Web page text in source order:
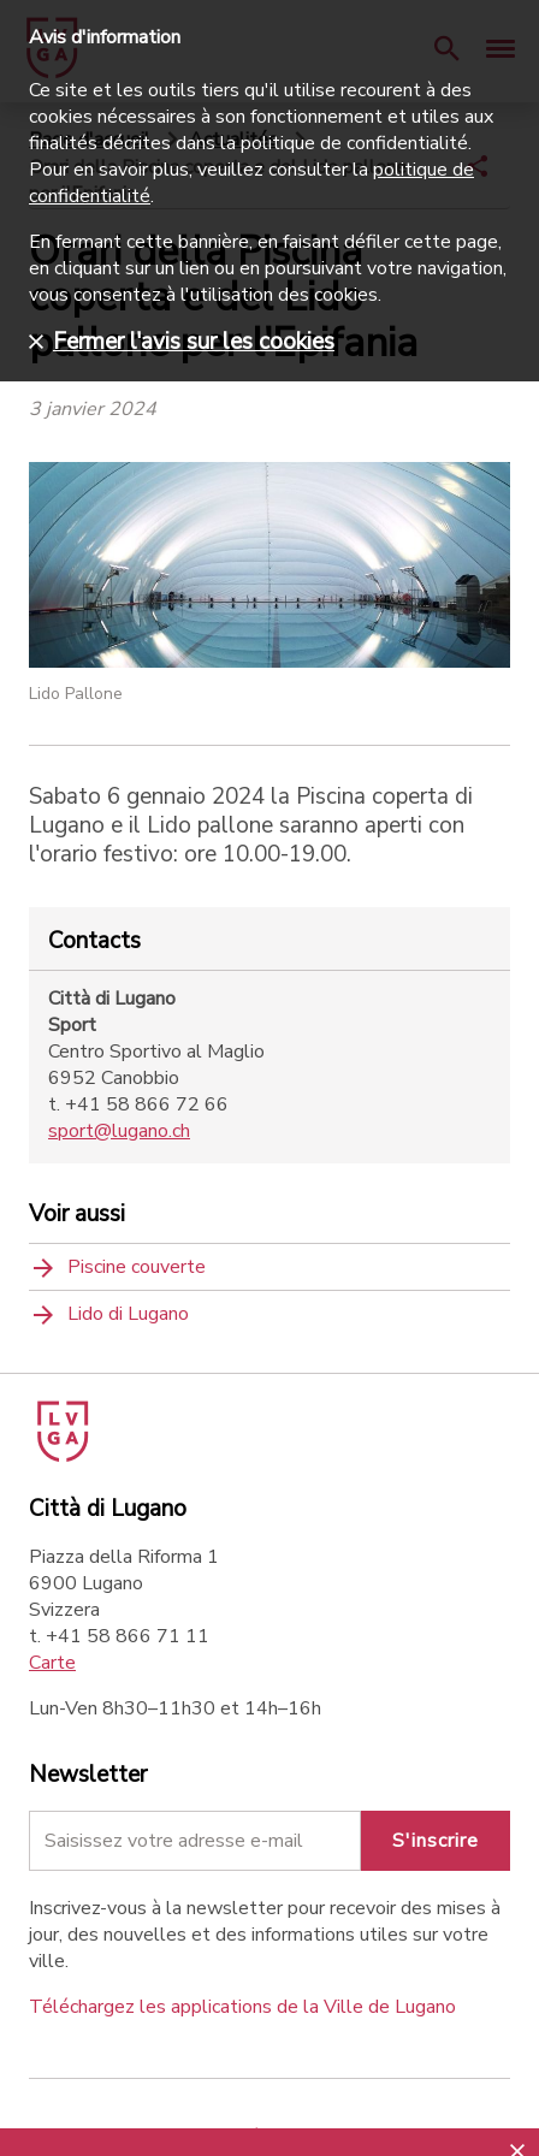
Page d'accueil
Actualités
Orari della Piscina coperta e del Lido pallone
per l'Epifania
Orari della Piscina
coperta e del Lido
pallone per l'Epifania
3 janvier 2024
Lido Pallone
Sabato 6 gennaio 2024 la Piscina coperta di
Lugano e il Lido pallone saranno aperti con
l'orario festivo: ore 10.00-19.00.
Contacts
Città di Lugano
Sport
Centro Sportivo al Maglio
6952 Canobbio
t. +41 58 866 72 66
sport@lugano.ch
Voir aussi
Piscine couverte
Lido di Lugano
Città di Lugano
Piazza della Riforma 1
6900 Lugano
Svizzera
t. +41 58 866 71 11
Carte
Lun-Ven 8h30–11h30 et 14h–16h
Newsletter
S'inscrire
Inscrivez-vous à la newsletter pour recevoir des mises à
jour, des nouvelles et des informations utiles sur votre
ville.
Téléchargez les applications de la Ville de Lugano
Contatti Liens Avis légal
Avis d'information
Ce site et les outils tiers qu'il utilise recourent à des
cookies nécessaires à son fonctionnement et utiles aux
finalités décrites dans la politique de confidentialité.
Pour en savoir plus, veuillez consulter lapolitique de
confidentialité.
En fermant cette bannière, en faisant défiler cette page,
en cliquant sur un lien ou en poursuivant votre navigation,
vous consentez à l'utilisation des cookies.
Fermer l'avis sur les cookies